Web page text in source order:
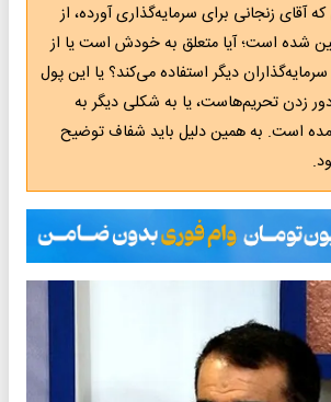
آقای زنجانی برای سرمایه‌گذاری آورده، از
شده است؛ آیا متعلق به خودش است یا از
دیگر استفاده می‌کند؟ یا این پول
زدن تحریم‌هاست، یا به شکلی دیگر به
است. به همین دلیل باید شفاف توضیح